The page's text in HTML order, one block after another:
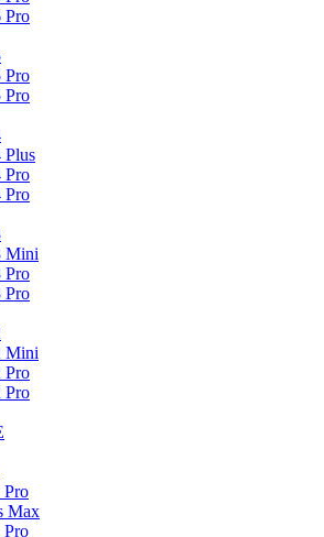
Pro
Pro
Pro
Plus
Pro
Pro
Mini
Pro
Pro
Mini
Pro
Pro
Pro
Max
Pro